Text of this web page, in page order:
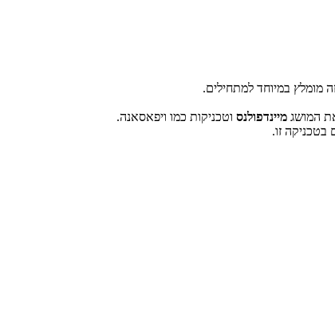
המושג מיינדפולנס וטכניקות כמו ויפאסאנה.
בטכניקה זו.